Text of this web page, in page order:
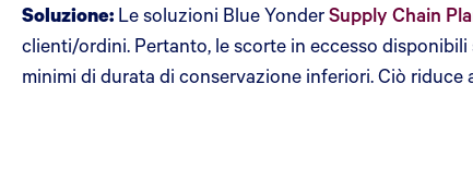
Soluzione: Le soluzioni Blue YonderSupply Chain
clienti/ordini. Pertanto, le scorte in eccesso
minimi di durata di conservazione inferiori. Ciò